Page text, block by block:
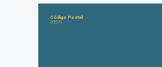
Código Postal:
20570